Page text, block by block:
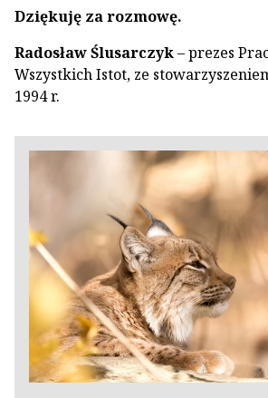
Dziękuję za rozmowę.
Radosław Ślusarczyk– prezes
Wszystkich Istot, ze
1994 r.